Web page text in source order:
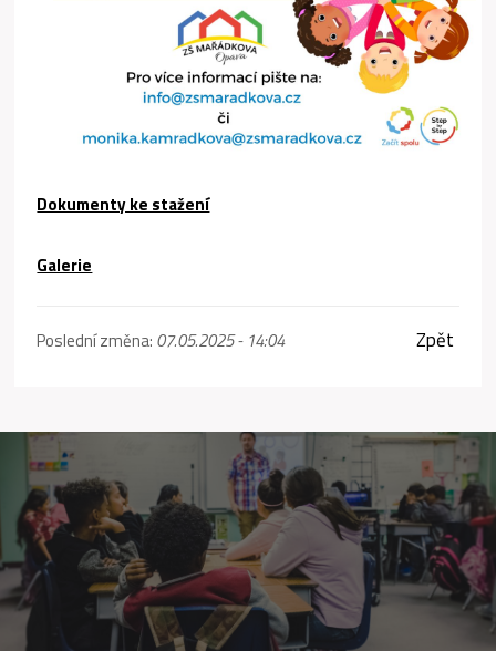
Dokumenty ke stažení
Galerie
Poslední změna: 07.05.2025 - 14:04 Zpět